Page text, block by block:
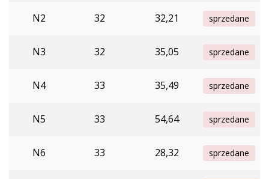
N2 32 32,21 sprzedane
N3 32 35,05 sprzedane
N4 33 35,49 sprzedane
N5 33 54,64 sprzedane
N6 33 28,32 sprzedane